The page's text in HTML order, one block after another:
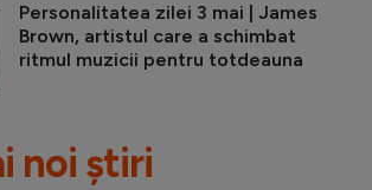
Personalitatea zilei 3 mai | James
Brown, artistul care a schimbat
ritmul muzicii pentru totdeauna
noi știri